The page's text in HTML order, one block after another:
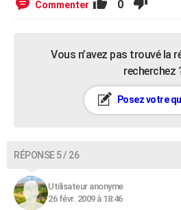
Commenter 0
Vous n’avez pas trouvé la
recherchez
Posez votre
RÉPONSE 5 / 26
Utilisateur anonyme
26 févr. 2009 à 18:46